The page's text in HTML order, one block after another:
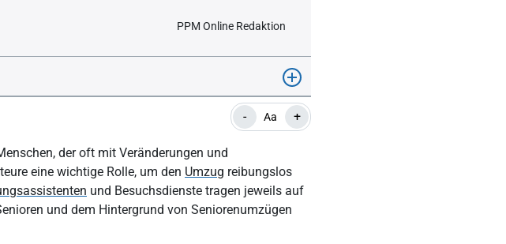
PPM Online Redaktion
- Aa +
der oft mit Veränderungen und
eine wichtige Rolle, um den Umzug reibungslos
und Besuchsdienste tragen jeweils auf
und dem Hintergrund von Seniorenumzügen